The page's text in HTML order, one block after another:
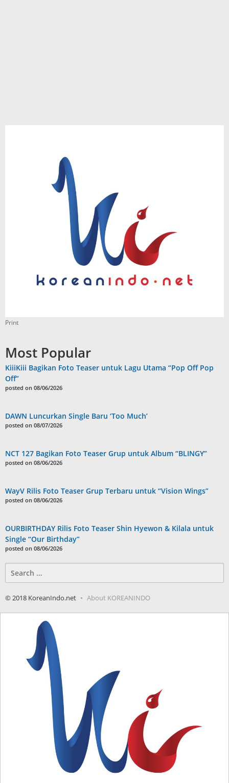
Print
Most Popular
KiiiKiii Bagikan Foto Teaser untuk Lagu Utama “Pop Off Pop
Off”
posted on 08/06/2026
DAWN Luncurkan Single Baru ‘Too Much’
posted on 08/07/2026
NCT 127 Bagikan Foto Teaser Grup untuk Album “BLINGY”
posted on 08/06/2026
WayV Rilis Foto Teaser Grup Terbaru untuk “Vision Wings”
posted on 08/06/2026
OURBIRTHDAY Rilis Foto Teaser Shin Hyewon & Kilala untuk
Single “Our Birthday”
posted on 08/06/2026
for:
© 2018 KoreanIndo.net About KOREANINDO